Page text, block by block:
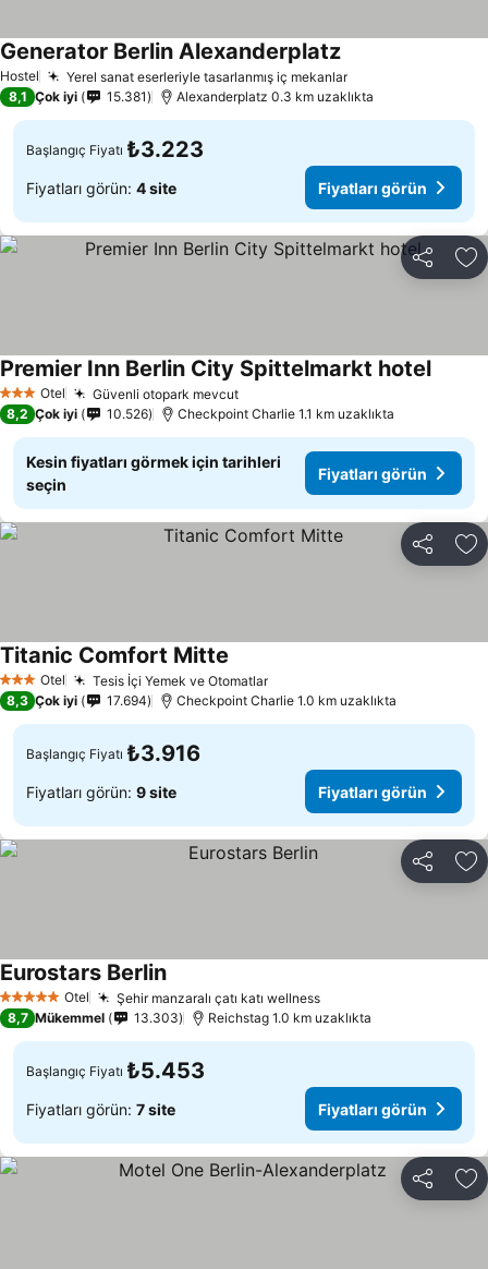
Hostel Yerel sanat eserleriyle tasarlanmış iç mekanlar
Generator Berlin Alexanderplatz
8,1 Çok iyi 15.381 Alexanderplatz 0.3 km uzaklıkta
Başlangıç Fiyatı ₺3.223
Fiyatları görün: 4 site Fiyatları görün
Paylaş
3 YıldızOtel Güvenli otopark mevcut
Premier Inn Berlin City Spittelmarkt hotel
8,2 Çok iyi 10.526 Checkpoint Charlie 1.1 km uzaklıkta
Kesin fiyatları görmek için tarihleri
seçin
Fiyatları görün
Paylaş
3 YıldızOtel Tesis İçi Yemek ve Otomatlar
Titanic Comfort Mitte
8,3 Çok iyi 17.694 Checkpoint Charlie 1.0 km uzaklıkta
Başlangıç Fiyatı ₺3.916
Fiyatları görün: 9 site Fiyatları görün
Paylaş
5 Yıldız Otel Şehir manzaralı çatı katı wellness
Eurostars Berlin
8,7 Mükemmel 13.303 Reichstag 1.0 km uzaklıkta
Başlangıç Fiyatı ₺5.453
Fiyatları görün: 7 site Fiyatları görün
Paylaş